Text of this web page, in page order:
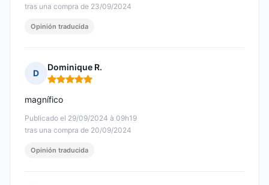
tras una compra de 23/09/2024
Opinión traducida
D
Dominique R.
Nota: 5 de 5
Publicado el 29/09/2024 à 09h19
tras una compra de 20/09/2024
magnífico
Opinión traducida